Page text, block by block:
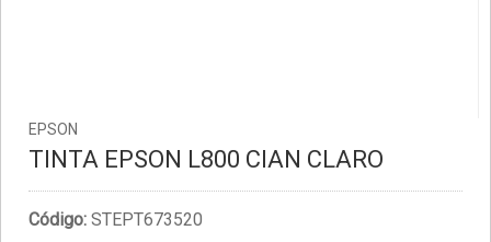
EPSON
TINTA EPSON L800 CIAN CLARO
Código: STEPT673520